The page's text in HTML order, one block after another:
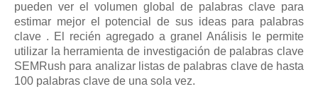
pueden ver el volumen global de palabras clave para
estimar mejor el potencial de sus ideas para palabras
clave . El recién agregado a granel Análisis le permite
utilizar la herramienta de investigación de palabras clave
SEMRush para analizar listas de palabras clave de hasta
100 palabras clave de una sola vez.